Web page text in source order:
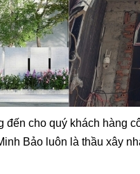
đến cho quý khách hàng
Bảo luôn là thầu xây